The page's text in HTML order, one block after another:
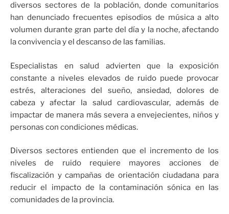
diversos sectores de la población, donde comunitarios
han denunciado frecuentes episodios de música a alto
volumen durante gran parte del día y la noche, afectando
la convivencia y el descanso de las familias.
Especialistas en salud advierten que la exposición
constante a niveles elevados de ruido puede provocar
estrés, alteraciones del sueño, ansiedad, dolores de
cabeza y afectar la salud cardiovascular, además de
impactar de manera más severa a envejecientes, niños y
personas con condiciones médicas.
Diversos sectores entienden que el incremento de los
niveles de ruido requiere mayores acciones de
fiscalización y campañas de orientación ciudadana para
reducir el impacto de la contaminación sónica en las
comunidades de la provincia.